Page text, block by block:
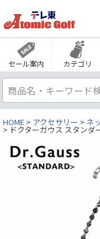
セール案内 カテゴリ
HOME アクセサリー ネ
ドクターガウス スタンダ